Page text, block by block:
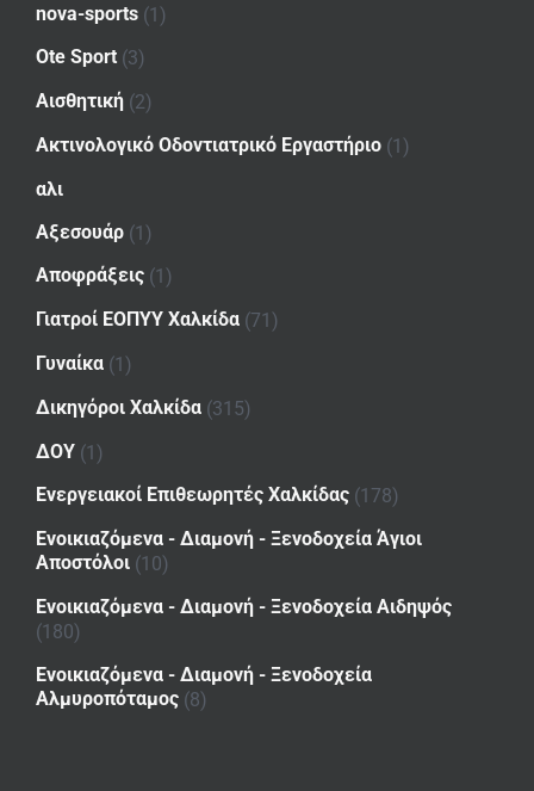
nova-sports (1)
Ote Sport (3)
Αισθητική (2)
Ακτινολογικό Οδοντιατρικό Εργαστήριο (1)
αλι
Αξεσουάρ (1)
Αποφράξεις (1)
Γιατροί ΕΟΠΥΥ Χαλκίδα (71)
Γυναίκα (1)
Δικηγόροι Χαλκίδα (315)
ΔΟΥ (1)
Ενεργειακοί Επιθεωρητές Χαλκίδας (178)
Ενοικιαζόμενα - Διαμονή - Ξενοδοχεία Άγιοι
Αποστόλοι (10)
Ενοικιαζόμενα - Διαμονή - Ξενοδοχεία Αιδηψός
(180)
Ενοικιαζόμενα - Διαμονή - Ξενοδοχεία
Αλμυροπόταμος (8)